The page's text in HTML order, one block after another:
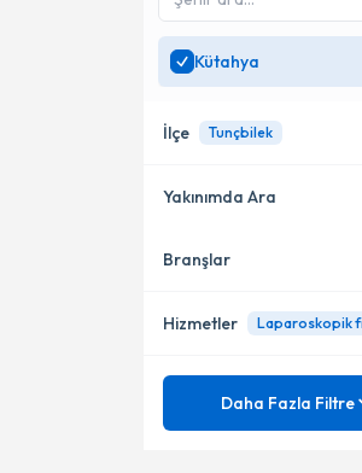
Kütahya
İlçe Tunçbilek
Merkez
Tunçbilek
Yakınımda Ara
Konumuma yakın uzmanları
Branşlar
Genel Cerrahi
Hizmetler
Mezuniyet
Daha Fazla Filtre